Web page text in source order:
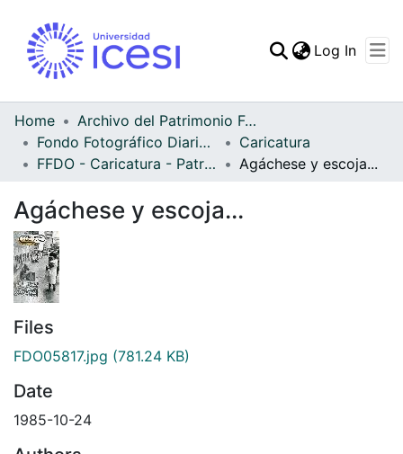
Statistics
Log In
Home
Archivo del Patrimonio Fotográfico y Fílmico del Valle del Cauca
Fondo Fotográfico Diario Occidente
Caricatura
FFDO - Caricatura - Patrimonial
Agáchese y escoja...
Agáchese y escoja...
Files
FDO05817.jpg (781.24 KB)
Date
1985-10-24